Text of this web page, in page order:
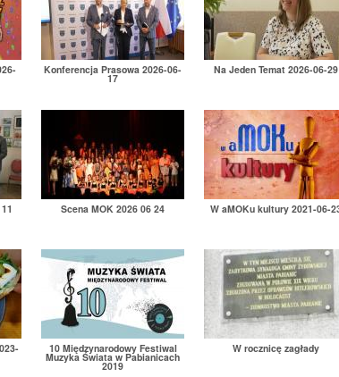
Konferencja Prasowa 2026-06-
17
Na Jeden Temat 2026-06-29
Scena MOK 2026 06 24 W aMOKu kultury 2021-06-
10 Międzynarodowy Festiwal
Muzyka Świata w Pabianicach
2019
W rocznicę zagłady